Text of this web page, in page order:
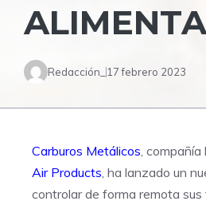
Redacción_ 17 febrero 2023
Carburos Metálicos,
Air Products, ha lanzado un
controlar de forma remota